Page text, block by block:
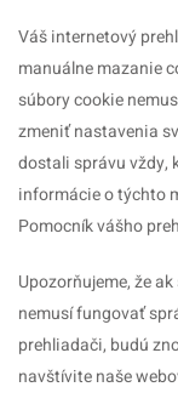
Váš internetový
manuálne mazanie
súbory cookie
zmeniť nastavenia
dostali správu vždy,
informácie o týchto
Pomocník vášho
Upozorňujeme, že
nemusí fungovať
prehliadači, budú
navštívite naše